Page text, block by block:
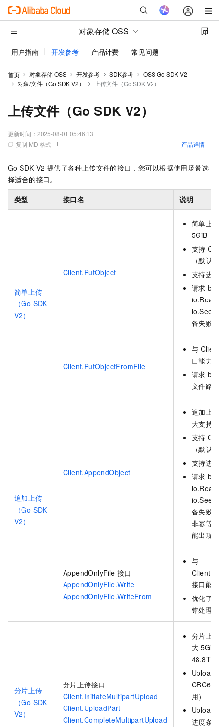
对象存储 OSS
用户指南 开发参考 产品计费 常见问题
首页 对象存储 OSS 开发参考 SDK参考
OSS Go SDK V2
对象/文件（Go SDK V2）
上传文件（Go SDK V2）
上传文件（Go SDK V2）
更新时间： 2025-08-01 05:46:13
复制 MD 格式
产品详情
Go SDK V2 提供了各种上传文件的接口，您可以根据使用场景选
择适合的接口。
类型 接口名 说明
简单上传
（Go SDK
V2）
Client.PutObject
简单上
5GiB
支持
（默认
支持进
请求
备失败
Client.PutObjectFromFile
与
口能力
请求
文件路
追加上传
（Go SDK
V2）
Client.AppendObject
追加上
大支持
支持
（默认
支持进
请求
备失败
非幂等
能出现
AppendOnlyFile 接口
AppendOnlyFile.Write
AppendOnlyFile.WriteFrom
与
接口能
优化了
错处理
分片上传
（Go SDK
V2）
分片上传接口
Client.InitiateMultipartUpload
Client.UploadPart
Client.CompleteMultipartUpload
分片上
大 5GiB
48.8TiB
CRC64
用）
进度条